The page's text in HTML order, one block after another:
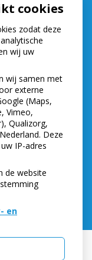
cookies
zodat deze
wij uw
wij samen met
externe
(Maps,
Vimeo,
Qualizorg,
Deze
IP-adres
de website
en